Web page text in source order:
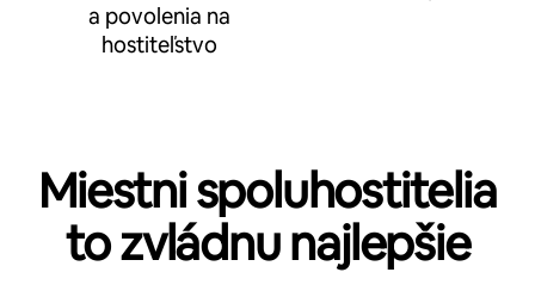
a povolenia na
hostiteľstvo
Miestni spoluhostitelia
to zvládnu najlepšie